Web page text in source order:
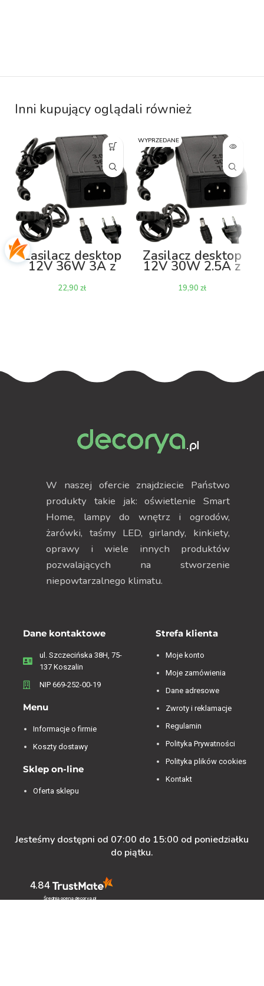
Inni kupujący oglądali również
Zasilacz desktop
12V 36W 3A z
zł
WYPRZEDANE
Zasilacz desktop
12V 30W 2.5A z
zł
W naszej ofercie znajdziecie Państwo
produkty takie jak: oświetlenie Smart
Home, lampy do wnętrz i ogrodów,
żarówki, taśmy LED, girlandy, kinkiety,
oprawy i wiele innych produktów
pozwalających na stworzenie
niepowtarzalnego klimatu.
Dane kontaktowe
ul. Szczecińska 38H, 75-
137 Koszalin
NIP 669-252-00-19
Menu
Informacje o firmie
Koszty dostawy
Sklep on-line
Oferta sklepu
Strefa klienta
Moje konto
Moje zamówienia
Dane adresowe
Zwroty i reklamacje
Regulamin
Polityka Prywatności
Polityka plików cookies
Kontakt
Jesteśmy dostępni od 07:00 do 15:00 od poniedziałku
do piątku.
4.84
Średnia ocena decorya.pl